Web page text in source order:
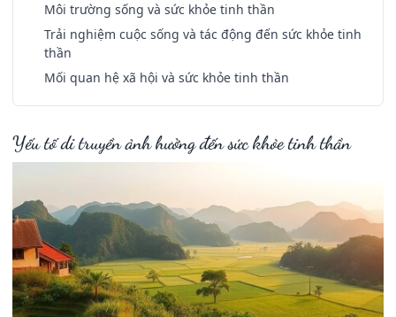
Môi trường sống và sức khỏe tinh thần
Trải nghiệm cuộc sống và tác động đến sức khỏe tinh
thần
Mối quan hệ xã hội và sức khỏe tinh thần
Yếu tố di truyền ảnh hưởng đến sức khỏe tinh thần